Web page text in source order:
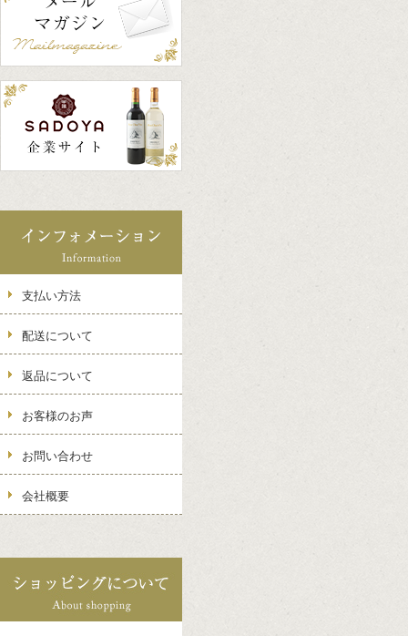
支払い方法
配送について
返品について
お客様のお声
お問い合わせ
会社概要